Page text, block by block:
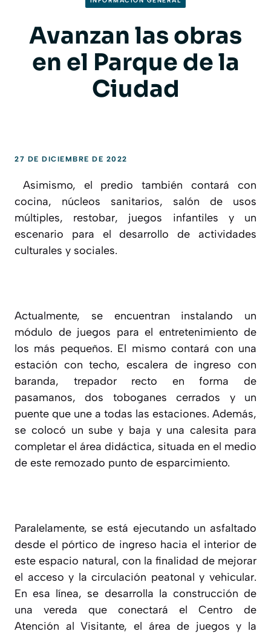
Avanzan las obras
en el Parque de la
Ciudad
27 DE DICIEMBRE DE 2022
Asimismo, el predio también contará con
cocina, núcleos sanitarios, salón de usos
múltiples, restobar, juegos infantiles y un
escenario para el desarrollo de actividades
culturales y sociales.
Actualmente, se encuentran instalando un
módulo de juegos para el entretenimiento de
los más pequeños. El mismo contará con una
estación con techo, escalera de ingreso con
baranda, trepador recto en forma de
pasamanos, dos toboganes cerrados y un
puente que une a todas las estaciones. Además,
se colocó un sube y baja y una calesita para
completar el área didáctica, situada en el medio
de este remozado punto de esparcimiento.
Paralelamente, se está ejecutando un asfaltado
desde el pórtico de ingreso hacia el interior de
este espacio natural, con la finalidad de mejorar
el acceso y la circulación peatonal y vehicular.
En esa línea, se desarrolla la construcción de
una vereda que conectará el Centro de
Atención al Visitante, el área de juegos y la